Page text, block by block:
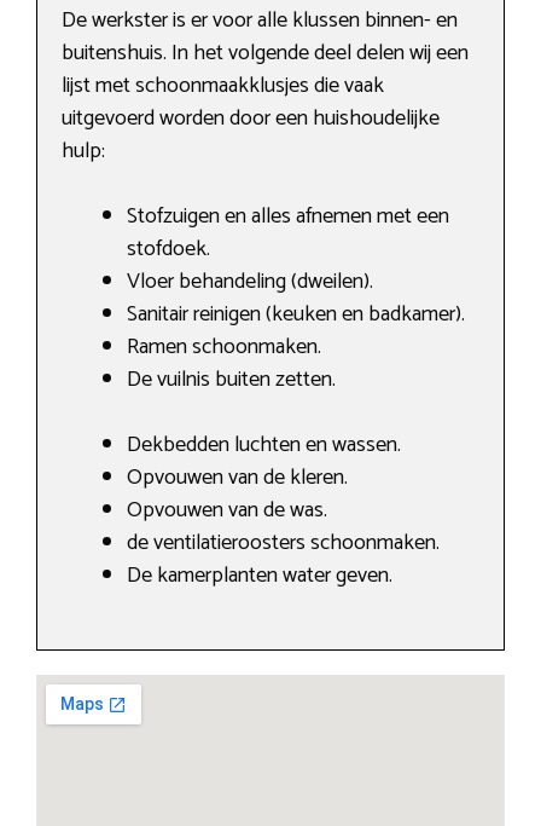
De werkster is er voor alle klussen binnen- en
buitenshuis. In het volgende deel delen wij een
lijst met schoonmaakklusjes die vaak
uitgevoerd worden door een huishoudelijke
hulp:
Stofzuigen en alles afnemen met een
stofdoek.
Vloer behandeling (dweilen).
Sanitair reinigen (keuken en badkamer).
Ramen schoonmaken.
De vuilnis buiten zetten.
Dekbedden luchten en wassen.
Opvouwen van de kleren.
Opvouwen van de was.
de ventilatieroosters schoonmaken.
De kamerplanten water geven.